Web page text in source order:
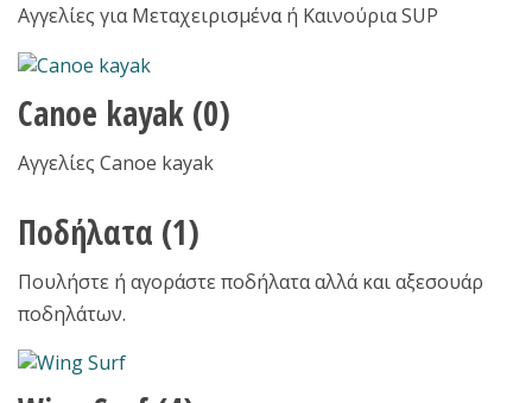
Αγγελίες για Μεταχειρισμένα ή Καινούρια SUP
Canoe kayak (0)
Αγγελίες Canoe kayak
Ποδήλατα (1)
Πουλήστε ή αγοράστε ποδήλατα αλλά και αξεσουάρ
ποδηλάτων.